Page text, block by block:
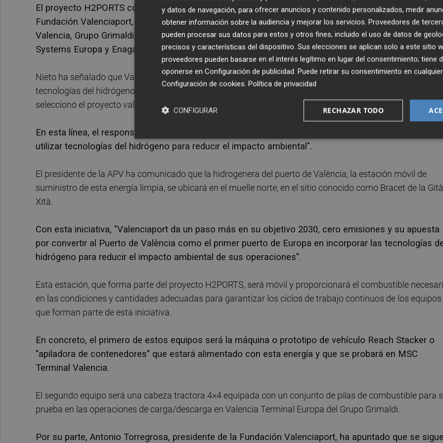
El proyecto H2PORTS conllevará una inversión total de 4 millones de euros y participan la APV, la
Fundación Valenciaport, el Centro Nacional del Hidrógeno y las empresas privadas MSC Terminal
Valencia, Grupo Grimaldi, Hyster-Yale, Atena Distretto Alta Tecnologia Energia Ambiente, Ballard
Systems Europa y Enagás.
Nieto ha señalado que València es el puerto "pionero y emblemático de Europa en el desarrollo de
tecnologías del hidrógeno" y ha asegurado que "había mucha competencia de otros lugares, pero se
seleccionó el proyecto valenciano porque era el más completo e innovador".
En esta línea, el responsable de Valenciaport ha asegurado que este será "el primer puerto europeo
utilizar tecnologías del hidrógeno para reducir el impacto ambiental".
El presidente de la APV ha comunicado que la hidrogenera del puerto de València, la estación móvil de
suministro de esta energía limpia, se ubicará en el muelle norte, en el sitio conocido como Bracet de la
Xità.
Con esta iniciativa, "Valenciaport da un paso más en su objetivo 2030, cero emisiones y su apuesta
por convertir al Puerto de València como el primer puerto de Europa en incorporar las tecnologías
hidrógeno para reducir el impacto ambiental de sus operaciones".
Esta estación, que forma parte del proyecto H2PORTS, será móvil y proporcionará el combustible
en las condiciones y cantidades adecuadas para garantizar los ciclos de trabajo continuos de los equipos
que forman parte de esta iniciativa.
En concreto, el primero de estos equipos será la máquina o prototipo de vehículo Reach Stacker o
"apiladora de contenedores" que estará alimentado con esta energía y que se probará en MSC
Terminal Valencia.
El segundo equipo será una cabeza tractora 4×4 equipada con un conjunto de pilas de combustible para
prueba en las operaciones de carga/descarga en Valencia Terminal Europa del Grupo Grimaldi.
Por su parte, Antonio Torregrosa, presidente de la Fundación Valenciaport, ha apuntado que se sigue
y datos de navegación, para ofrecer anuncios y contenido personalizados, medir
obtener información sobre la audiencia y mejorar los servicios. Proveedores de
pueden procesar sus datos para estos y otros fines, incluido el uso de datos de
precisos y características del dispositivo. Sus elecciones se aplican solo a este sitio
proveedores pueden basarse en el interés legítimo en lugar del consentimiento; tiene
oponerse en Configuración de publicidad. Puede retirar su consentimiento en
Configuración de cookies. Política de privacidad
RECHAZAR TODO
CONFIGURAR